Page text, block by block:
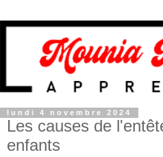
lundi 4 novembre 2024
Les causes de
enfants